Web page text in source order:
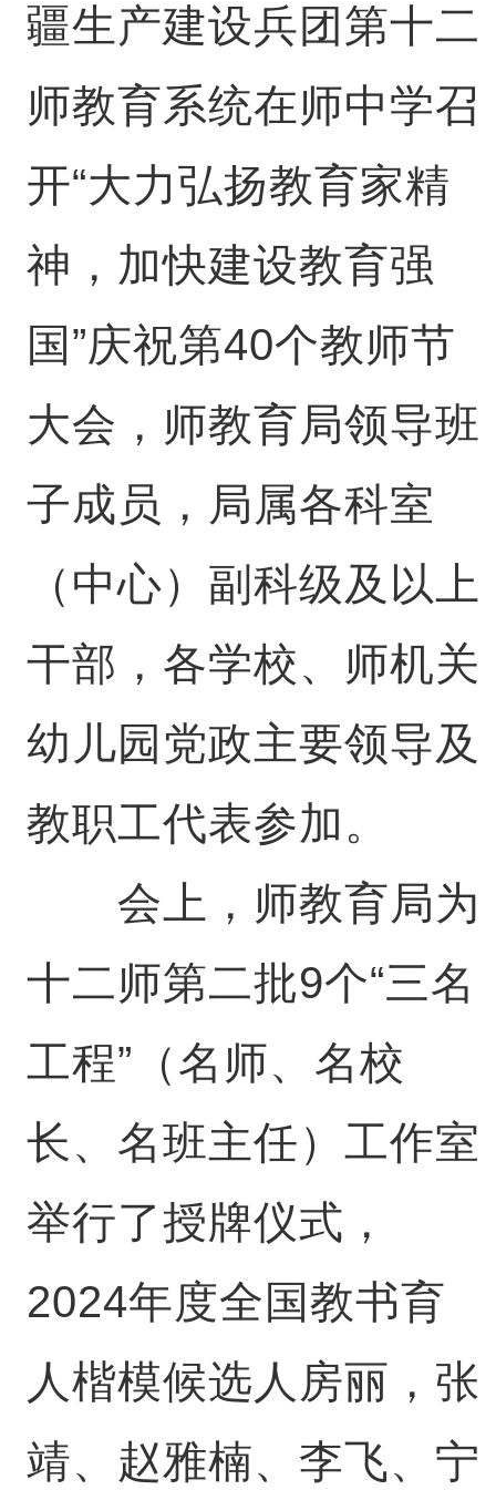
疆生产建设兵团第十二
师教育系统在师中学召
开“大力弘扬教育家精
神，加快建设教育强
国”庆祝第40个教师节
大会，师教育局领导班
子成员，局属各科室
（中心）副科级及以上
干部，各学校、师机关
幼儿园党政主要领导及
教职工代表参加。
会上，师教育局为
十二师第二批9个“三名
工程”（名师、名校
长、名班主任）工作室
举行了授牌仪式，
2024年度全国教书育
人楷模候选人房丽，张
靖、赵雅楠、李飞、宁